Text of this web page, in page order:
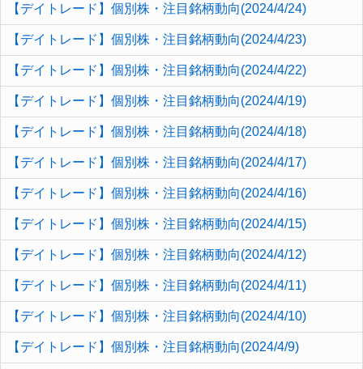
【デイトレード】個別株・注目銘柄動向(2024/4/24)
【デイトレード】個別株・注目銘柄動向(2024/4/23)
【デイトレード】個別株・注目銘柄動向(2024/4/22)
【デイトレード】個別株・注目銘柄動向(2024/4/19)
【デイトレード】個別株・注目銘柄動向(2024/4/18)
【デイトレード】個別株・注目銘柄動向(2024/4/17)
【デイトレード】個別株・注目銘柄動向(2024/4/16)
【デイトレード】個別株・注目銘柄動向(2024/4/15)
【デイトレード】個別株・注目銘柄動向(2024/4/12)
【デイトレード】個別株・注目銘柄動向(2024/4/11)
【デイトレード】個別株・注目銘柄動向(2024/4/10)
【デイトレード】個別株・注目銘柄動向(2024/4/9)